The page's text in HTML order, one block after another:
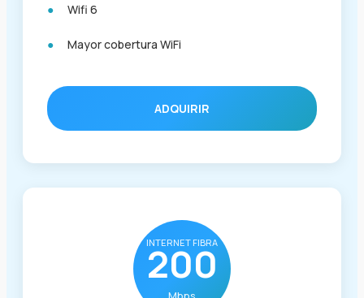
Wifi 6
Mayor cobertura WiFi
ADQUIRIR
INTERNET FIBRA
200